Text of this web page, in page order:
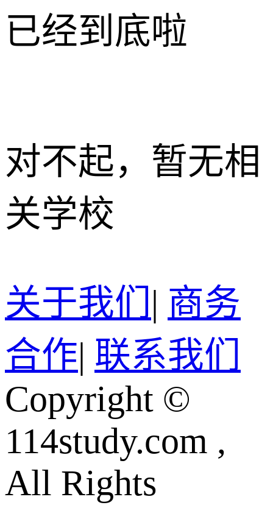
已经到底啦
对不起，暂无相
关学校
关于我们 | 商务
合作| 联系我们
Copyright ©
114study.com ,
All Rights